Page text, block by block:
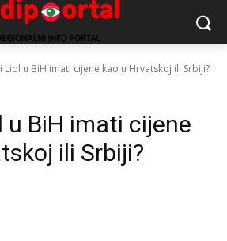
Lidl u BiH imati cijene kao u Hrvatskoj ili Srbiji?
u BiH imati cijene
ili Srbiji?